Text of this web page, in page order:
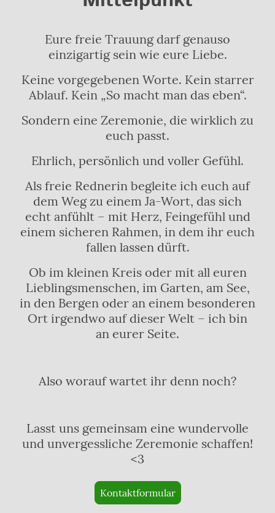
Eure freie Trauung darf genauso
einzigartig sein wie eure Liebe.
Keine vorgegebenen Worte. Kein starrer
Ablauf. Kein „So macht man das eben“.
Sondern eine Zeremonie, die wirklich zu
euch passt.
Ehrlich, persönlich und voller Gefühl.
Als freie Rednerin begleite ich euch auf
dem Weg zu einem Ja-Wort, das sich
echt anfühlt – mit Herz, Feingefühl und
einem sicheren Rahmen, in dem ihr euch
fallen lassen dürft.
Ob im kleinen Kreis oder mit all euren
Lieblingsmenschen, im Garten, am See,
in den Bergen oder an einem besonderen
Ort irgendwo auf dieser Welt – ich bin
an eurer Seite.
Also worauf wartet ihr denn noch?
Lasst uns gemeinsam eine wundervolle
und unvergessliche Zeremonie schaffen!
<3
Kontaktformular